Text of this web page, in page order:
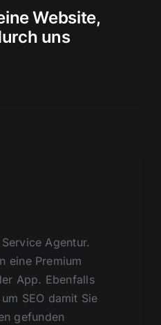
Website,
uns
Agentur.
eine Premium
App. Ebenfalls
SEO damit Sie
gefunden